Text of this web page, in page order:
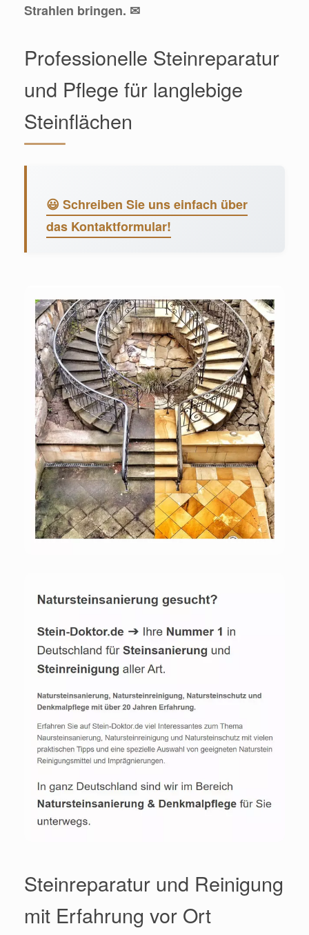
Strahlen bringen. ✉
Professionelle Steinreparatur
und Pflege für langlebige
Steinflächen
😃 Schreiben Sie uns einfach über
das Kontaktformular!
Steinreparatur und Reinigung
mit Erfahrung vor Ort